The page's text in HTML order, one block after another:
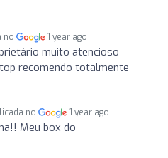
no 1 year ago
muito atencioso
recomendo totalmente
no 1 year ago
Meu box do